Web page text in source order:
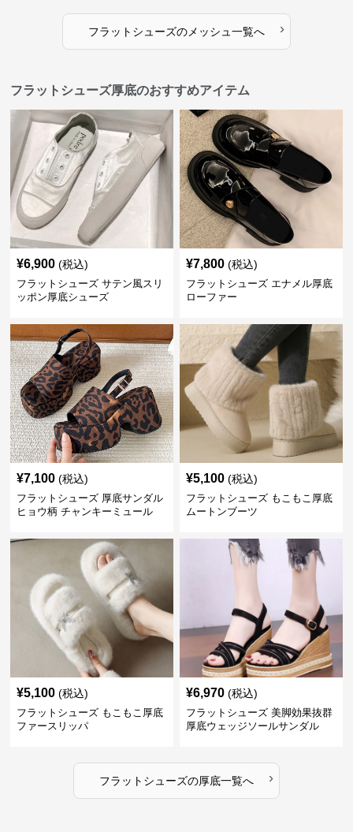
フラットシューズのメッシュ 一覧へ ›
フラットシューズ厚底のおすすめアイテム
¥6,900 (税込)
フラットシューズ サテン風スリ
ッポン厚底シューズ
¥7,800 (税込)
フラットシューズ エナメル厚底
ローファー
¥7,100 (税込)
フラットシューズ 厚底サンダル
ヒョウ柄 チャンキーミュール
¥5,100 (税込)
フラットシューズ もこもこ厚底
ムートンブーツ
¥5,100 (税込)
フラットシューズ もこもこ厚底
ファースリッパ
¥6,970 (税込)
フラットシューズ 美脚効果抜群
厚底ウェッジソールサンダル
フラットシューズの厚底一覧へ ›